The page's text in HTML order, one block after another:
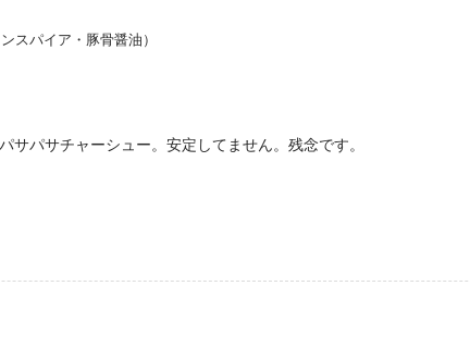
スパイア・豚骨醤油）
パサチャーシュー。安定してません。残念です。